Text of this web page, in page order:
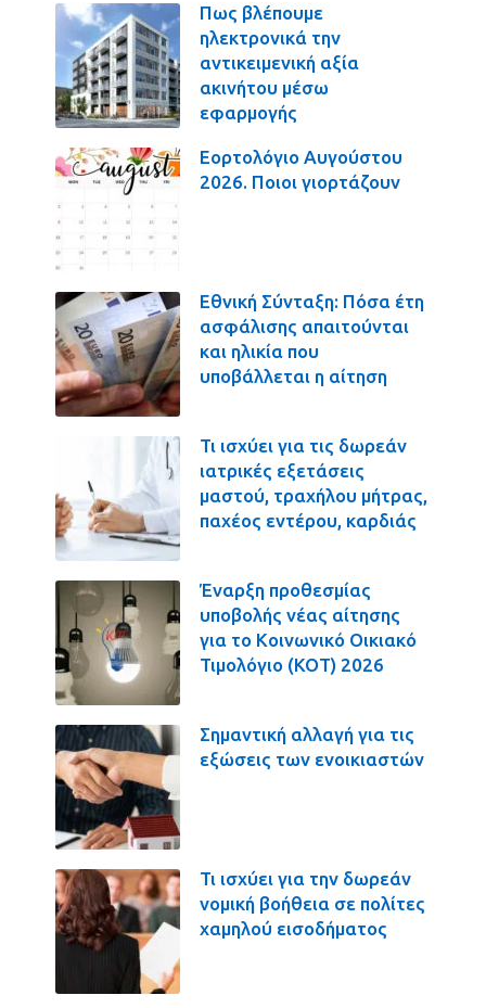
Πως βλέπουμε
ηλεκτρονικά την
αντικειμενική αξία
ακινήτου μέσω
εφαρμογής
Εορτολόγιο Αυγούστου
2026. Ποιοι γιορτάζουν
Εθνική Σύνταξη: Πόσα έτη
ασφάλισης απαιτούνται
και ηλικία που
υποβάλλεται η αίτηση
Τι ισχύει για τις δωρεάν
ιατρικές εξετάσεις
μαστού, τραχήλου μήτρας,
παχέος εντέρου, καρδιάς
Έναρξη προθεσμίας
υποβολής νέας αίτησης
για το Κοινωνικό Οικιακό
Τιμολόγιο (ΚΟΤ) 2026
Σημαντική αλλαγή για τις
εξώσεις των ενοικιαστών
Τι ισχύει για την δωρεάν
νομική βοήθεια σε πολίτες
χαμηλού εισοδήματος